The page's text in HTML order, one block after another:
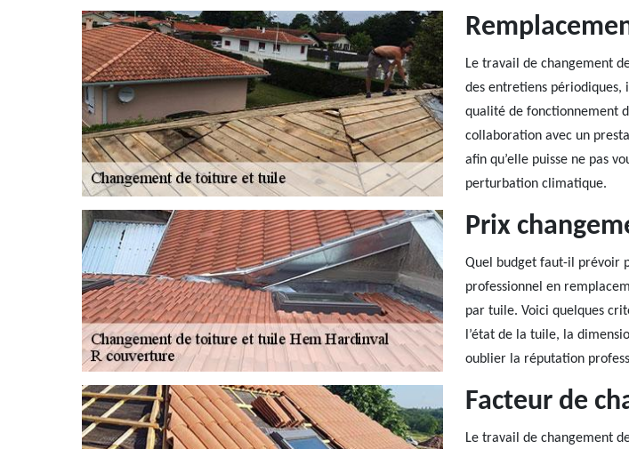
Le travail de changement
des entretiens
qualité de fonctionnement
collaboration avec un
afin qu’elle puisse ne pas
perturbation climatique.
Prix
Quel budget faut-il prévoir
professionnel en
par tuile. Voici quelques
l’état de la tuile, la
oublier la réputation
Facteur de
Le travail de changement